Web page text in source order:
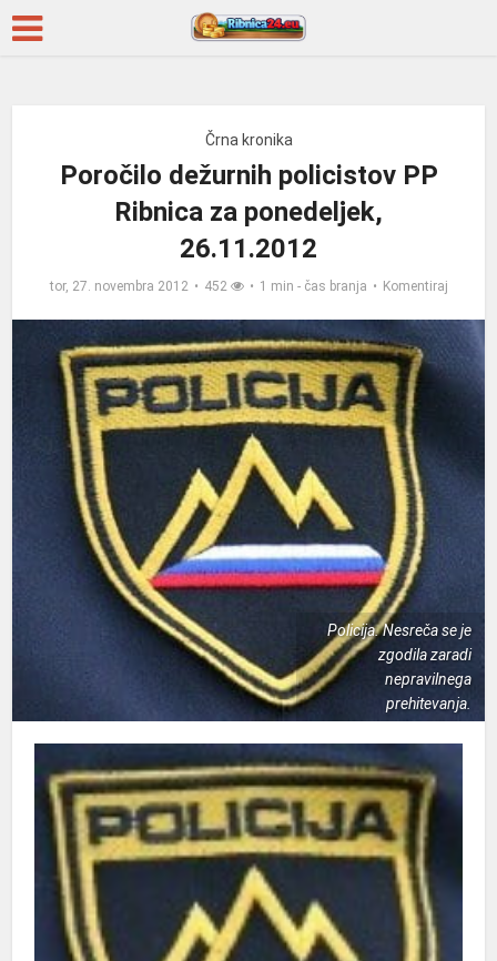
Črna kronika
Poročilo dežurnih policistov PP
Ribnica za ponedeljek,
26.11.2012
tor, 27. novembra 2012 452 1 min - čas branja Komentiraj
Policija. Nesreča se je
zgodila zaradi
nepravilnega
prehitevanja.